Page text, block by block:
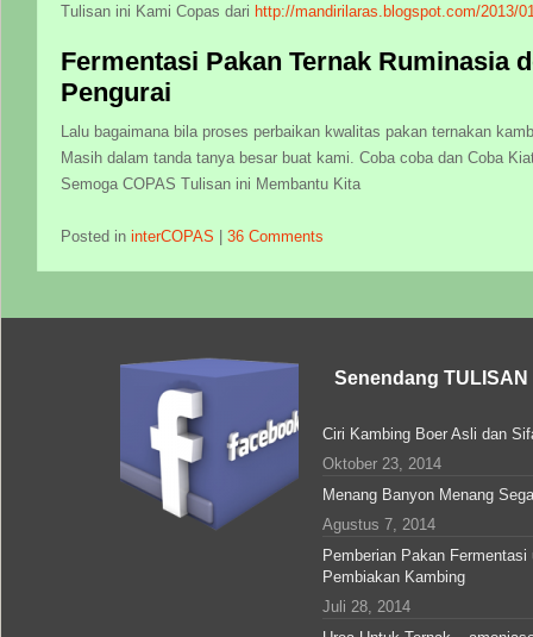
Tulisan ini Kami Copas dari http://mandirilaras.blogspot.com/2013/
Fermentasi Pakan Ternak Ruminasia
Pengurai
Lalu bagaimana bila proses perbaikan kwalitas pakan ternakan
Masih dalam tanda tanya besar buat kami. Coba coba dan Coba
Semoga COPAS Tulisan ini Membantu Kita
Posted in interCOPAS | 36 Comments
Senendang TULISAN
Ciri Kambing Boer Asli dan
Oktober 23, 2014
Menang Banyon Menang
Agustus 7, 2014
Pemberian Pakan Fermentasi
Pembiakan Kambing
Juli 28, 2014